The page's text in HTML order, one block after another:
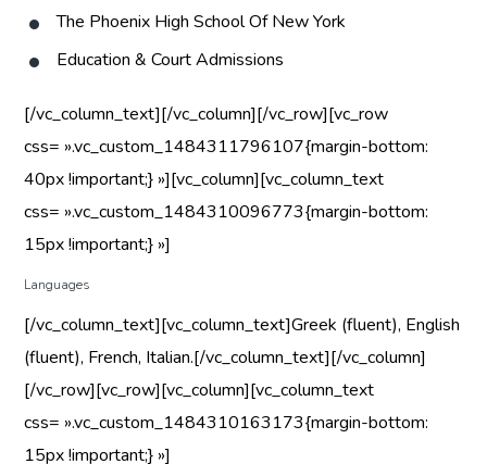
The Phoenix High School Of New York
Education & Court Admissions
[/vc_column_text][/vc_column][/vc_row][vc_row
css= ».vc_custom_1484311796107{margin-bottom:
40px !important;} »][vc_column][vc_column_text
css= ».vc_custom_1484310096773{margin-bottom:
15px !important;} »]
Languages
[/vc_column_text][vc_column_text]Greek (fluent), English
(fluent), French, Italian.[/vc_column_text][/vc_column]
[/vc_row][vc_row][vc_column][vc_column_text
css= ».vc_custom_1484310163173{margin-bottom:
15px !important;} »]